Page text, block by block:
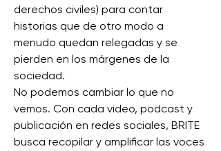
derechos civiles) para contar
historias que de otro modo a
menudo quedan relegadas y se
pierden en los márgenes de la
sociedad.
No podemos cambiar lo que no
vemos. Con cada video, podcast y
publicación en redes sociales, BRITE
busca recopilar y amplificar las voces